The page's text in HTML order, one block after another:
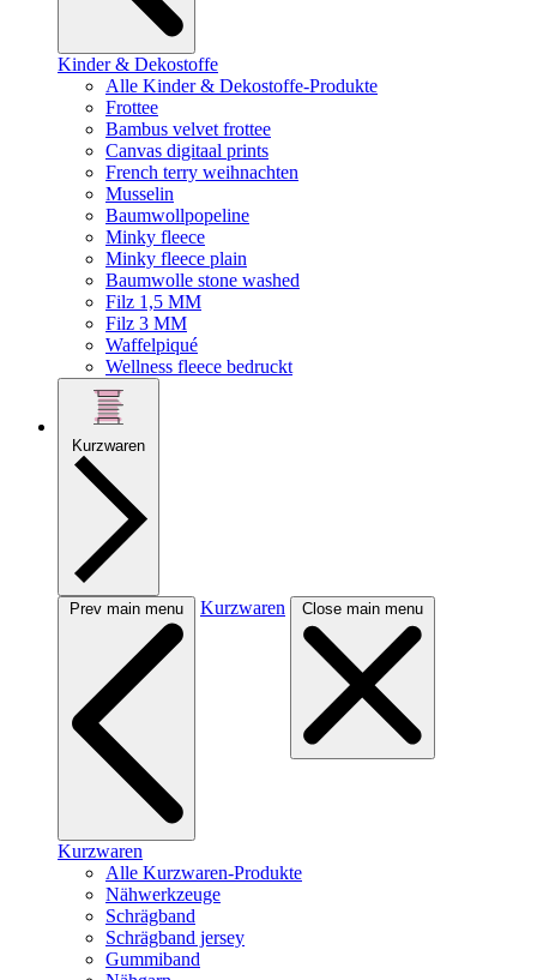
Kinder & Dekostoffe
Alle Kinder & Dekostoffe-Produkte
Frottee
Bambus velvet frottee
Canvas digitaal prints
French terry weihnachten
Musselin
Baumwollpopeline
Minky fleece
Minky fleece plain
Baumwolle stone washed
Filz 1,5 MM
Filz 3 MM
Waffelpiqué
Wellness fleece bedruckt
Kurzwaren
Prev main menu Kurzwaren Close main menu
Kurzwaren
Alle Kurzwaren-Produkte
Nähwerkzeuge
Schrägband
Schrägband jersey
Gummiband